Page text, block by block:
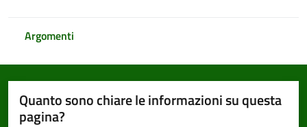
Argomenti
Quanto sono chiare le informazioni su questa
pagina?